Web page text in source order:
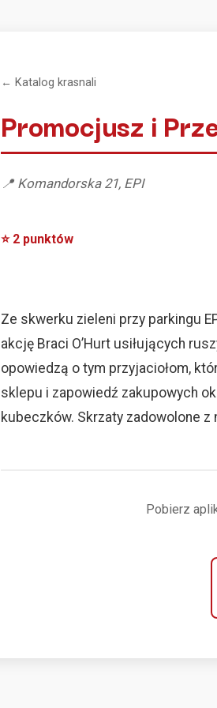
← Katalog krasnali
Promocjusz i
📍 Komandorska 21, EPI
⭐ 2 punktów
Ze skwerku zieleni przy parkingu
akcję Braci O’Hurt usiłujących
opowiedzą o tym przyjaciołom,
sklepu i zapowiedź zakupowych
kubeczków. Skrzaty zadowolone
Pobierz